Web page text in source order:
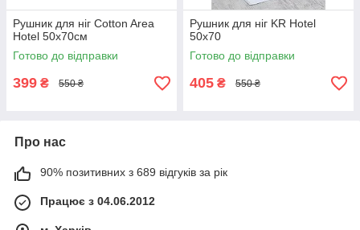
Рушник для ніг Cotton Area
Hotel 50х70см
Готово до відправки
399 ₴ 550 ₴
Рушник для ніг KR Hotel
50х70
Готово до відправки
405 ₴ 550 ₴
Про нас
90% позитивних з 689 відгуків за рік
Працює з 04.06.2012